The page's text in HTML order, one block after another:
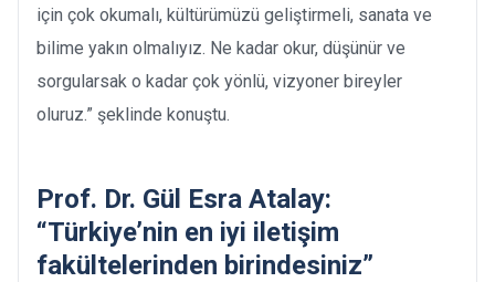
için çok okumalı, kültürümüzü geliştirmeli, sanata ve
bilime yakın olmalıyız. Ne kadar okur, düşünür ve
sorgularsak o kadar çok yönlü, vizyoner bireyler
oluruz.” şeklinde konuştu.
Prof. Dr. Gül Esra Atalay:
“Türkiye’nin en iyi iletişim
fakültelerinden birindesiniz”